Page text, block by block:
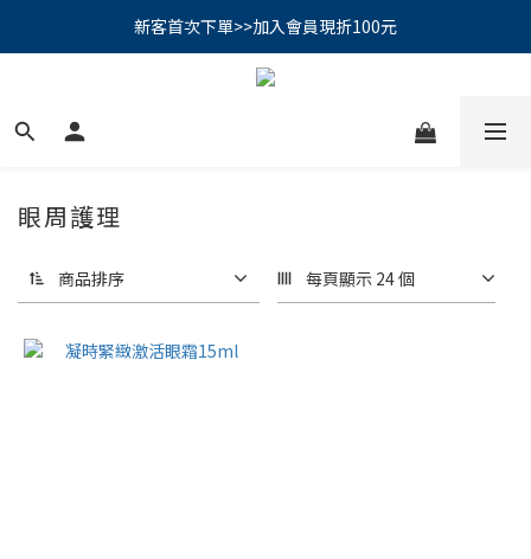
PSK 光防禦柔霧防曬棒｜小霧棒閃亮登場✨ 新品上市優惠中！
新客首次下單>>加入會員現折100元
📢綁定LINE好友再領500｜👉點我綁定
PSK 光防禦柔霧防曬棒｜小霧棒閃亮登場✨ 新品上市優惠中！
眼周護理
商品排序 每頁顯示 24 個